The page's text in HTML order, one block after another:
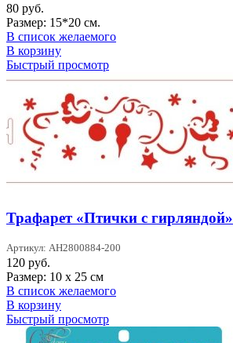
80 руб.
Размер: 15*20 см.
В список желаемого
В корзину
Быстрый просмотр
Трафарет «Птички с гирляндой»
Артикул: AH2800884-200
120 руб.
Размер: 10 х 25 см
В список желаемого
В корзину
Быстрый просмотр